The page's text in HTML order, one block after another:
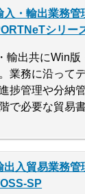
入・輸出業務管
シリー
輸出共にWin
業務に沿って
捗管理や分納
で必要な貿易
出入貿易業務管
SP